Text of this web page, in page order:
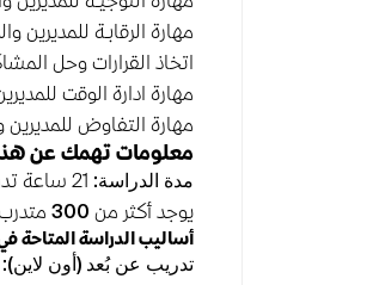
مهارة الرقابـة للمديرين
اتخاذ القرارات وحل
مهارة ادارة الوقت
مهارة التفاوض للمديرين
معلومات تهمك عن
مدة الدراسة:
يوجد أكثر من 300
أساليب الدراسة المتاحة
تدريب عن بُعد (أون